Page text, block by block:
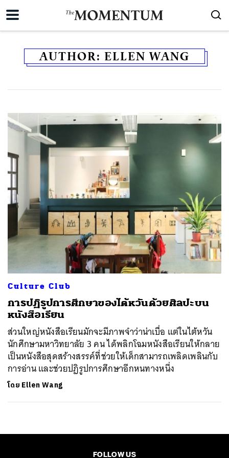
AUTHOR: ELLEN WANG
Culture Club
การปฏิรูปการศึกษาของไต้หวันด้วยศิลปะบน
หนังสือเรียน
ส่วนใหญ่หนังสือเรียนมักจะมีภาพจำว่าน่าเบื่อ แต่ในไต้หวัน
นักศึกษามหาวิทยาลัย 3 คน ได้พลิกโฉมหนังสือเรียนให้กลาย
เป็นหนังสือสุดสร้างสรรค์ที่ช่วยให้เด็กสามารถเพลิดเพลินกับ
การอ่าน และช่วยปฏิรูปการศึกษาอีกหนทางหนึ่ง
โดย Ellen Wang
FOLLOW US
SHARE TWEET LINE EMAIL